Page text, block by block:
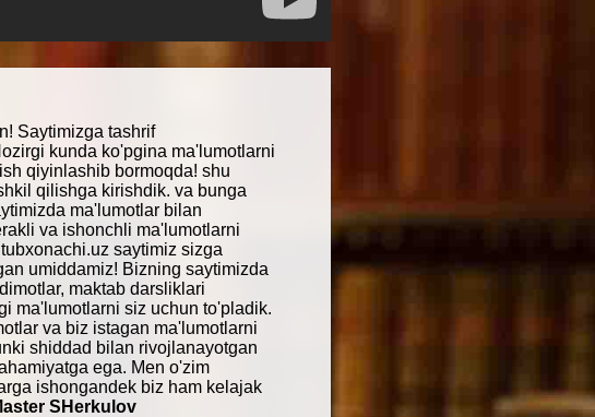
Saytimizga tashrif
kunda ko'pgina ma'lumotlarni
qiyinlashib bormoqda! shu
qilishga kirishdik. va bunga
ma'lumotlar bilan
va ishonchli ma'lumotlarni
saytimiz sizga
umiddamiz! Bizning saytimizda
maktab darsliklari
ma'lumotlarni siz uchun to'pladik.
va biz istagan ma'lumotlarni
shiddad bilan rivojlanayotgan
ega. Men o'zim
ishongandek biz ham kelajak
SHerkulov